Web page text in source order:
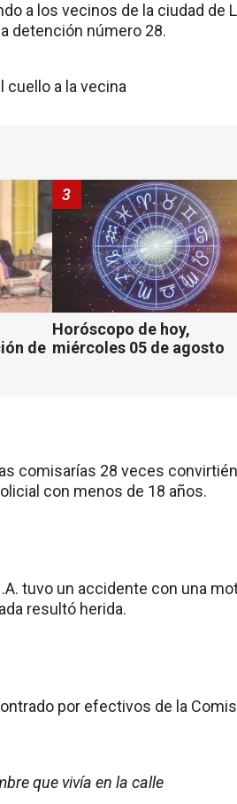
a los vecinos de la ciudad de
detención número 28.
cuello a la vecina
de
Horóscopo de hoy,
miércoles 05 de agosto
3
comisarías 28 veces
con menos de 18 años.
tuvo un accidente con una
resultó herida.
por efectivos de la
que vivía en la calle